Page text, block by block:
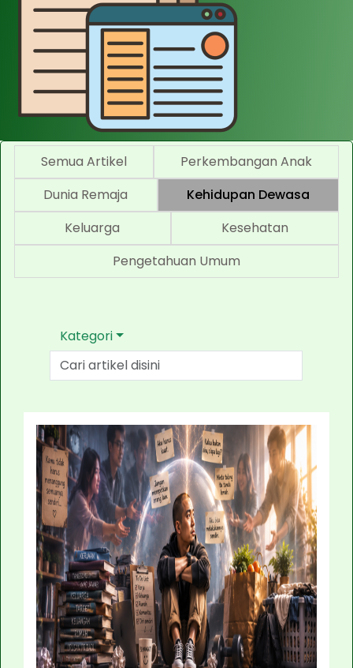
Semua Artikel
Perkembangan Anak
Dunia Remaja
Kehidupan Dewasa
Keluarga
Kesehatan
Pengetahuan Umum
Kategori